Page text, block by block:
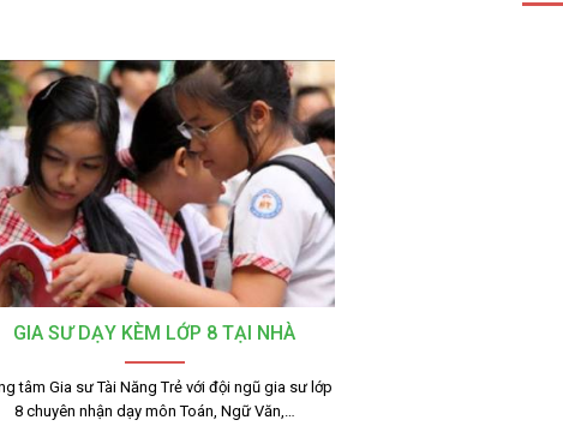
GIA SƯ DẠY KÈM LỚP 8 TẠI NHÀ
tâm Gia sư Tài Năng Trẻ với đội ngũ gia sư lớp
8 chuyên nhận dạy môn Toán, Ngữ Văn,…